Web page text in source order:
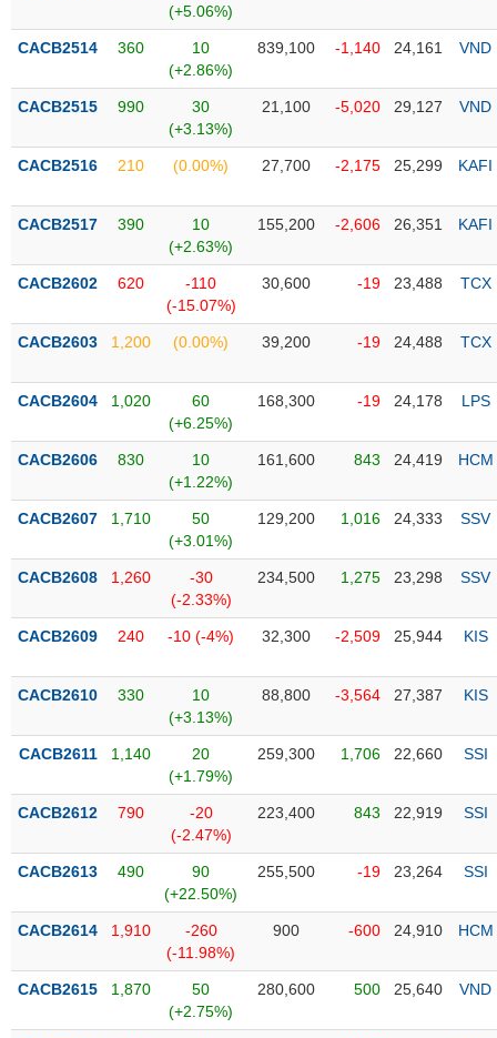
cổ
phiếu
Quy
mô
trường
yết
yết
Niêm
bổ
sung
Hủy
niêm
Theo
đặc
Không
ký
quỹ
Danh
mục
chi
Tổng
(+5.06%)
CACB2514 360
10
(+2.86%)
839,100 -1,140 24,161 VND
CACB2515 990
30
(+3.13%)
21,100 -5,020 29,127 VND
CACB2516 210 (0.00%) 27,700 -2,175 25,299 KAFI
CACB2517 390
10
(+2.63%)
155,200 -2,606 26,351 KAFI
CACB2602 620
-110
(-15.07%)
30,600 -19 23,488 TCX
CACB2603 1,200 (0.00%) 39,200 -19 24,488 TCX
CACB2604 1,020
60
(+6.25%)
168,300 -19 24,178 LPS
CACB2606 830
10
(+1.22%)
161,600 843 24,419 HCM
CACB2607 1,710
50
(+3.01%)
129,200 1,016 24,333 SSV
CACB2608 1,260
-30
(-2.33%)
234,500 1,275 23,298 SSV
CACB2609 240 -10 (-4%) 32,300 -2,509 25,944 KIS
CACB2610 330
10
(+3.13%)
88,800 -3,564 27,387 KIS
CACB2611 1,140
20
(+1.79%)
259,300 1,706 22,660 SSI
CACB2612 790
-20
(-2.47%)
223,400 843 22,919 SSI
CACB2613 490
90
(+22.50%)
255,500 -19 23,264 SSI
CACB2614 1,910
-260
(-11.98%)
900 -600 24,910 HCM
CACB2615 1,870
50
(+2.75%)
280,600 500 25,640 VND
DOANH
CỔ
SINH
PHIẾU
CỤ
ĐẦU
XUẤT
TIN
SECTOR